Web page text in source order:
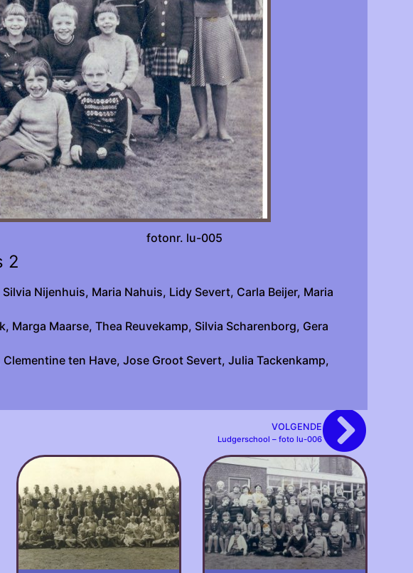
fotonr. lu-005
2
Nijenhuis, Maria Nahuis, Lidy Severt, Carla Beijer, Maria
Maarse, Thea Reuvekamp, Silvia Scharenborg, Gera
ten Have, Jose Groot Severt, Julia Tackenkamp,
VOLGENDE
Ludgerschool – foto lu-006